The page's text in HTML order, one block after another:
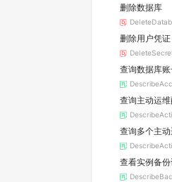
删除数据库
删除用户凭证
查询数据库
查询主动运
查询多个主
查看实例备